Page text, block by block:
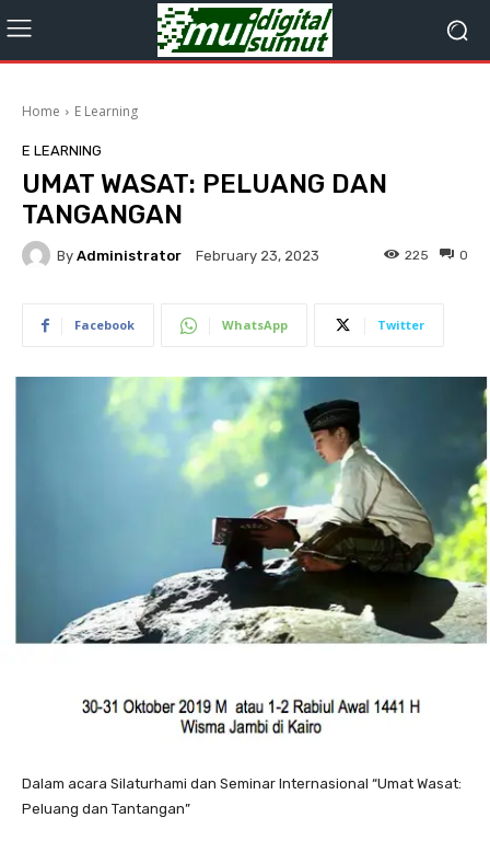
Home E Learning
E LEARNING
UMAT WASAT: PELUANG DAN
TANGANGAN
By Administrator February 23, 2023 0
225
Facebook WhatsApp Twitter
Dalam acara Silaturhami dan Seminar Internasional “Umat Wasat:
Peluang dan Tantangan”